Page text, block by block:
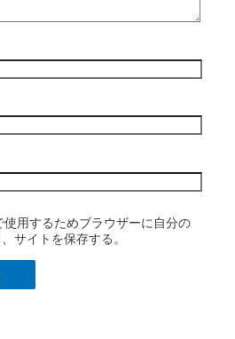
使用するためブラウザーに自分の
サイトを保存する。